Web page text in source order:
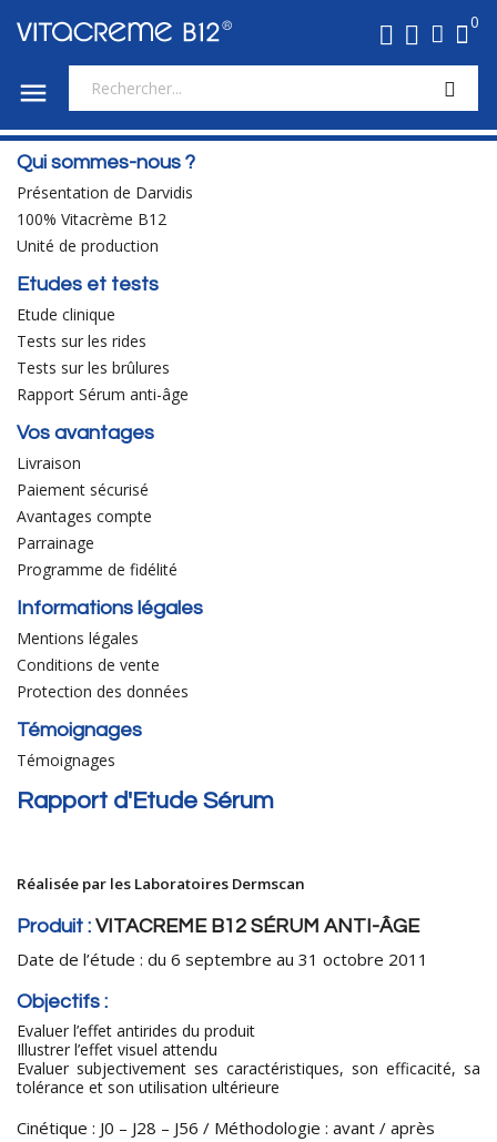
0

Qui sommes-nous ?
Présentation de Darvidis
100% Vitacrème B12
Unité de production
Etudes et tests
Etude clinique
Tests sur les rides
Tests sur les brûlures
Rapport Sérum anti-âge
Vos avantages
Livraison
Paiement sécurisé
Avantages compte
Parrainage
Programme de fidélité
Informations légales
Mentions légales
Conditions de vente
Protection des données
Témoignages
Témoignages
Rapport d'Etude Sérum
Réalisée par les Laboratoires Dermscan
Produit : VITACREME B12 SÉRUM ANTI-ÂGE
Date de l’étude : du 6 septembre au 31 octobre 2011
Objectifs :
Evaluer l’effet antirides du produit
Illustrer l’effet visuel attendu
Evaluer subjectivement ses caractéristiques, son efficacité, sa
tolérance et son utilisation ultérieure
Cinétique : J0 – J28 – J56 / Méthodologie : avant / après